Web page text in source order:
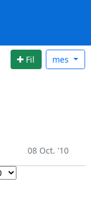
Fil mes
08 Oct. '10